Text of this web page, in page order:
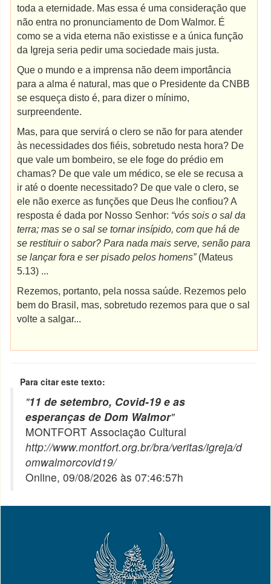
toda a eternidade. Mas essa é uma consideração que
não entra no pronunciamento de Dom Walmor. É
como se a vida eterna não existisse e a única função
da Igreja seria pedir uma sociedade mais justa.
Que o mundo e a imprensa não deem importância
para a alma é natural, mas que o Presidente da CNBB
se esqueça disto é, para dizer o mínimo,
surpreendente.
Mas, para que servirá o clero se não for para atender
às necessidades dos fiéis, sobretudo nesta hora? De
que vale um bombeiro, se ele foge do prédio em
chamas? De que vale um médico, se ele se recusa a
ir até o doente necessitado? De que vale o clero, se
ele não exerce as funções que Deus lhe confiou? A
resposta é dada por Nosso Senhor: “vós sois o sal da
terra; mas se o sal se tornar insípido, com que há de
se restituir o sabor? Para nada mais serve, senão para
se lançar fora e ser pisado pelos homens” (Mateus
5.13) ...
Rezemos, portanto, pela nossa saúde. Rezemos pelo
bem do Brasil, mas, sobretudo rezemos para que o sal
volte a salgar...
Para citar este texto:
"11 de setembro, Covid-19 e as
esperanças de Dom Walmor"
MONTFORT Associação Cultural
http://www.montfort.org.br/bra/veritas/igreja/d
omwalmorcovid19/
Online, 09/08/2026 às 07:46:57h